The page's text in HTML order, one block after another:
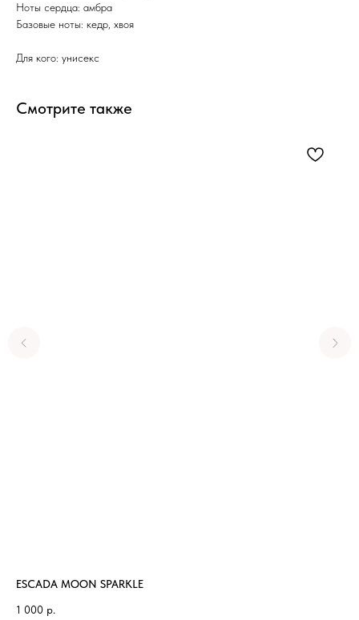
Ноты сердца: амбра
Базовые ноты: кедр, хвоя
Для кого: унисекс
Смотрите также
ESCADA MOON SPARKLE
1 000 р.